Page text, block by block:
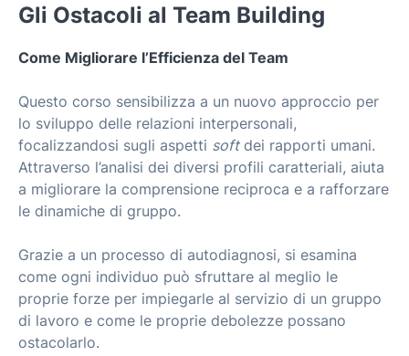
Gli Ostacoli al Team Building
Come Migliorare l’Efficienza del Team
Questo corso sensibilizza a un nuovo approccio per
lo sviluppo delle relazioni interpersonali,
focalizzandosi sugli aspetti softdei rapporti umani.
Attraverso l’analisi dei diversi profili caratteriali, aiuta
a migliorare la comprensione reciproca e a rafforzare
le dinamiche di gruppo.
Grazie a un processo di autodiagnosi, si esamina
come ogni individuo può sfruttare al meglio le
proprie forze per impiegarle al servizio di un gruppo
di lavoro e come le proprie debolezze possano
ostacolarlo.